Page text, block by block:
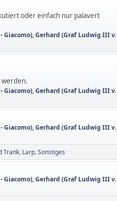
oder einfach nur palavert
Giacomo),Gerhard (Graf Ludwig III v.
werden.
Giacomo),Gerhard (Graf Ludwig III v.
Giacomo),Gerhard (Graf Ludwig III v.
Trank Larp Sonstiges
Giacomo),Gerhard (Graf Ludwig III v.